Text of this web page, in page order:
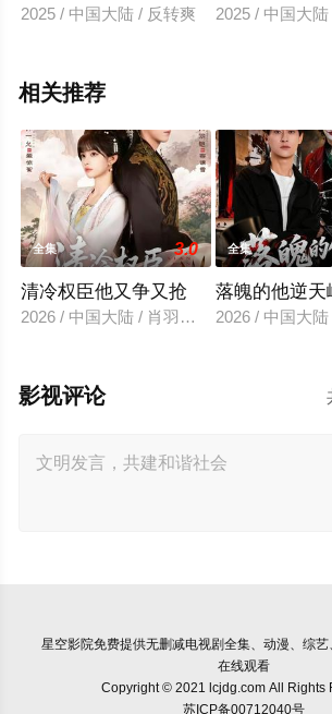
2025 / 中国大陆 / 反转爽 2025 / 中国大陆
相关推荐
全集 3.0
清冷权臣他又争又抢
2026 / 中国大陆 / 肖羽凯＆林一允
全集
落魄的他逆天
2026 / 中国大
影视评论
星空影院免费提供无删减电视剧全集、动漫、综
在线观看
Copyright © 2021 lcjdg.com All Rights
苏ICP备00712040号